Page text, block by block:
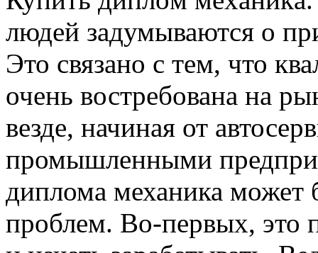
людей задумываются о
Это связано с тем, что
очень востребована на
везде, начиная от
промышленными
диплома механика
проблем. Во-первых, это